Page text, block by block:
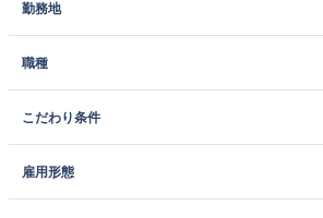
勤務地
職種
こだわり条件
雇用形態